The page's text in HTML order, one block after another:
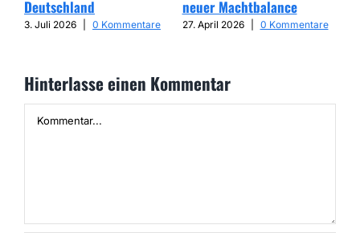
Deutschland
3. Juli 2026 0 Kommentare
neuer Machtbalance
27. April 2026 0 Kommentare
Hinterlasse einen Kommentar